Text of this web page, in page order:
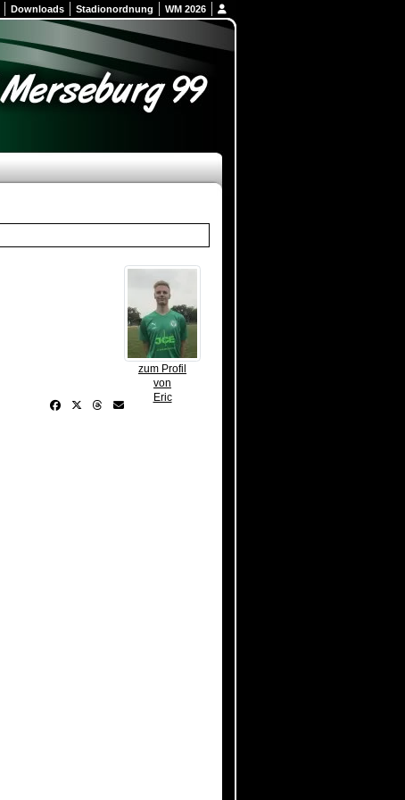
Downloads Stadionordnung WM 2026
zum Profil
von
Eric